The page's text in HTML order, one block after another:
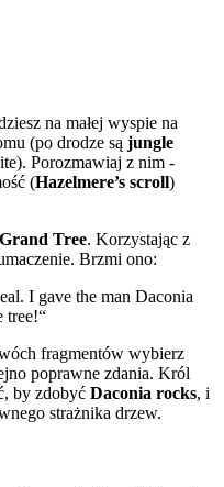
na małej wyspie na
(po drodze są jungle
Porozmawiaj z nim -
(Hazelmere’s scroll)
Grand Tree. Korzystając z
Brzmi ono:
I gave the man Daconia
tree!“
fragmentów wybierz
poprawne zdania. Król
by zdobyć Daconia rocks, i
strażnika drzew.